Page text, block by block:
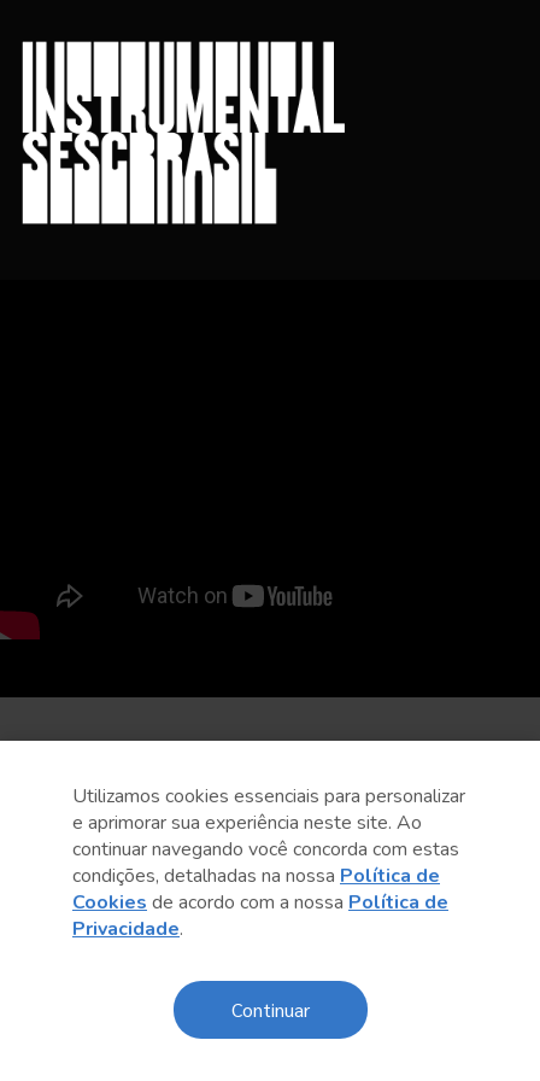
Utilizamos cookies essenciais para personalizar
e aprimorar sua experiência neste site. Ao
continuar navegando você concorda com estas
condições, detalhadas na nossa Política de
Cookies de acordo com a nossa Política de
Privacidade.
Continuar